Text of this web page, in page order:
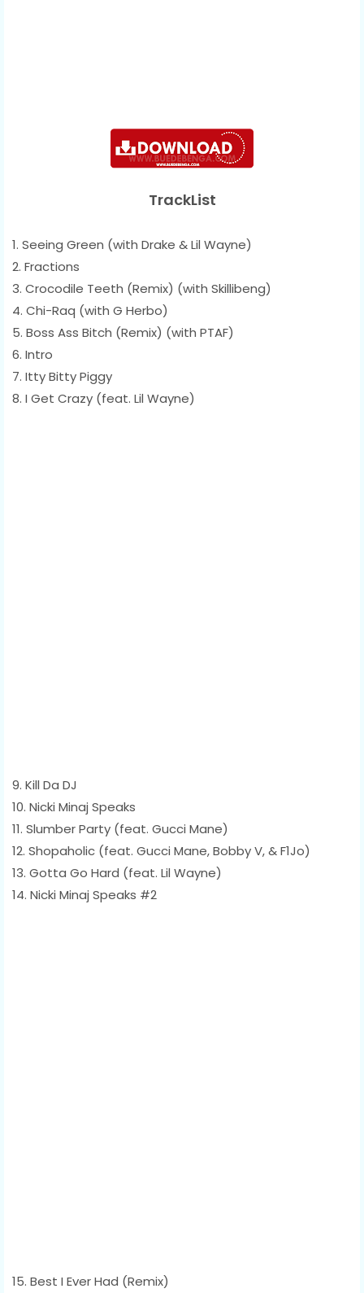
TrackList
1. Seeing Green (with Drake & Lil Wayne)
2. Fractions
3. Crocodile Teeth (Remix) (with Skillibeng)
4. Chi-Raq (with G Herbo)
5. Boss Ass Bitch (Remix) (with PTAF)
6. Intro
7. Itty Bitty Piggy
8. I Get Crazy (feat. Lil Wayne)
9. Kill Da DJ
10. Nicki Minaj Speaks
11. Slumber Party (feat. Gucci Mane)
12. Shopaholic (feat. Gucci Mane, Bobby V, & F1Jo)
13. Gotta Go Hard (feat. Lil Wayne)
14. Nicki Minaj Speaks #2
15. Best I Ever Had (Remix)